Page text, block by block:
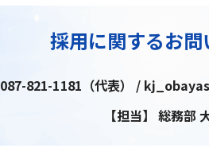
採用に関するお問
087-821-1181（代表） /
【担当】 総務部